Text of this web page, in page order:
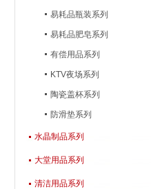
易耗品瓶装系列
易耗品肥皂系列
有偿用品系列
KTV夜场系列
陶瓷盖杯系列
防滑垫系列
水晶制品系列
大堂用品系列
清洁用品系列